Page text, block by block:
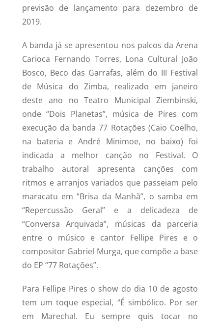
previsão de lançamento para dezembro de
2019.
A banda já se apresentou nos palcos da Arena
Carioca Fernando Torres, Lona Cultural João
Bosco, Beco das Garrafas, além do III Festival
de Música do Zimba, realizado em janeiro
deste ano no Teatro Municipal Ziembinski,
onde “Dois Planetas”, música de Pires com
execução da banda 77 Rotações (Caio Coelho,
na bateria e André Minimoe, no baixo) foi
indicada a melhor canção no Festival. O
trabalho autoral apresenta canções com
ritmos e arranjos variados que passeiam pelo
maracatu em “Brisa da Manhã”, o samba em
“Repercussão Geral” e a delicadeza de
“Conversa Arquivada”, músicas da parceria
entre o músico e cantor Fellipe Pires e o
compositor Gabriel Murga, que compõe a base
do EP “77 Rotações”.
Para Fellipe Pires o show do dia 10 de agosto
tem um toque especial, “É simbólico. Por ser
em Marechal. Eu sempre quis tocar no